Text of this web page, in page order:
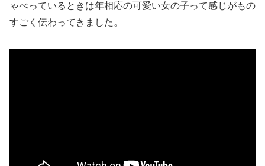
ゃべっているときは年相応の可愛い女の子って感じがもの
すごく伝わってきました。